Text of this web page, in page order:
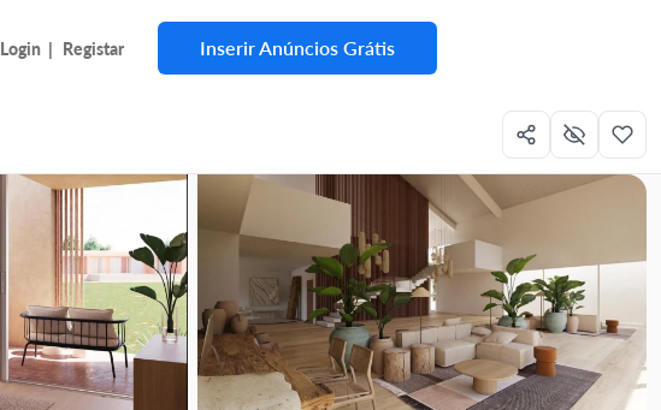
Login | Registar Inserir Anúncios Grátis